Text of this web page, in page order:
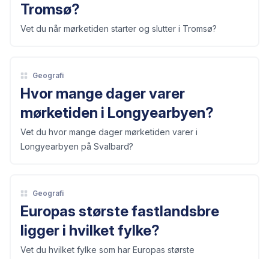
Tromsø?
Vet du når mørketiden starter og slutter i Tromsø?
Geografi
Hvor mange dager varer
mørketiden i Longyearbyen?
Vet du hvor mange dager mørketiden varer i
Longyearbyen på Svalbard?
Geografi
Europas største fastlandsbre
ligger i hvilket fylke?
Vet du hvilket fylke som har Europas største